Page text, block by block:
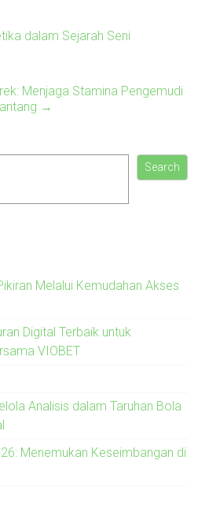
dalam Sejarah Seni
Menjaga Stamina Pengemudi
→
Search
Melalui Kemudahan Akses
Digital Terbaik untuk
VIOBET
Analisis dalam Taruhan Bola
Menemukan Keseimbangan di